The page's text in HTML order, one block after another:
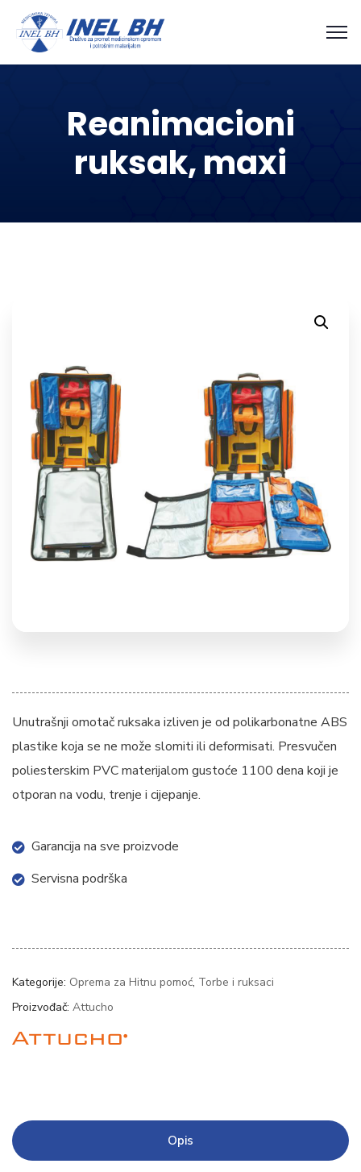
Reanimacioni
ruksak, maxi
Unutrašnji omotač ruksaka izliven je od polikarbonatne ABS
plastike koja se ne može slomiti ili deformisati. Presvučen
poliesterskim PVC materijalom gustoće 1100 dena koji je
otporan na vodu, trenje i cijepanje.
Garancija na sve proizvode
Servisna podrška
Kategorije: Oprema za Hitnu pomoć, Torbe i ruksaci
Proizvođač: Attucho
Opis